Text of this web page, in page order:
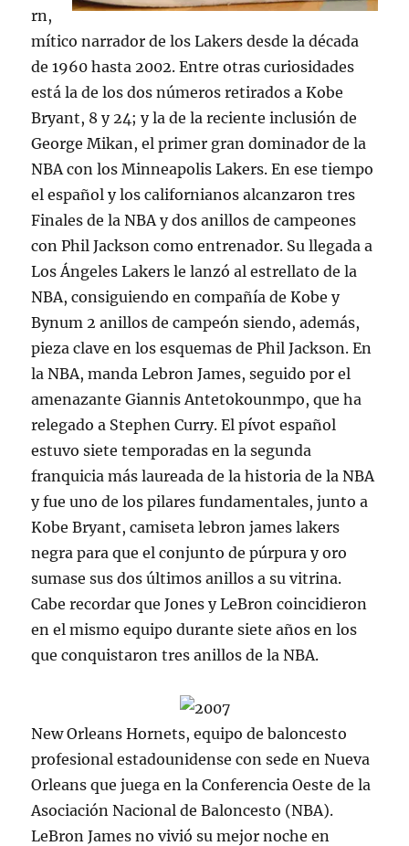
rn,
mítico narrador de los Lakers desde la década
de 1960 hasta 2002. Entre otras curiosidades
está la de los dos números retirados a Kobe
Bryant, 8 y 24; y la de la reciente inclusión de
George Mikan, el primer gran dominador de la
NBA con los Minneapolis Lakers. En ese tiempo
el español y los californianos alcanzaron tres
Finales de la NBA y dos anillos de campeones
con Phil Jackson como entrenador. Su llegada a
Los Ángeles Lakers le lanzó al estrellato de la
NBA, consiguiendo en compañía de Kobe y
Bynum 2 anillos de campeón siendo, además,
pieza clave en los esquemas de Phil Jackson. En
la NBA, manda Lebron James, seguido por el
amenazante Giannis Antetokounmpo, que ha
relegado a Stephen Curry. El pívot español
estuvo siete temporadas en la segunda
franquicia más laureada de la historia de la NBA
y fue uno de los pilares fundamentales, junto a
Kobe Bryant, camiseta lebron james lakers
negra para que el conjunto de púrpura y oro
sumase sus dos últimos anillos a su vitrina.
Cabe recordar que Jones y LeBron coincidieron
en el mismo equipo durante siete años en los
que conquistaron tres anillos de la NBA.
New Orleans Hornets, equipo de baloncesto
profesional estadounidense con sede en Nueva
Orleans que juega en la Conferencia Oeste de la
Asociación Nacional de Baloncesto (NBA).
LeBron James no vivió su mejor noche en